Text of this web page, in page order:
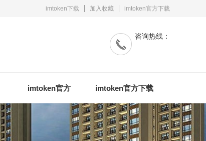
imtoken下载 加入收藏 imtoken官方下载
咨询热线：
imtoken官方 imtoken官方下载